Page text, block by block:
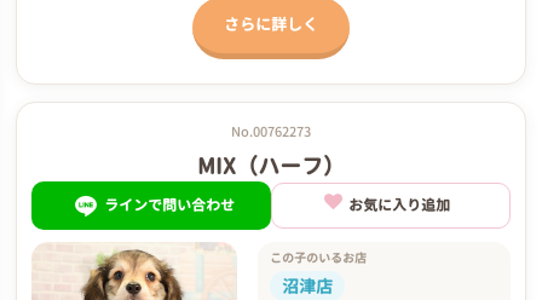
さらに詳しく
No.00762273
MIX（ハーフ）
ラインで問い合わせ お気に入り追加
この子のいるお店
沼津店